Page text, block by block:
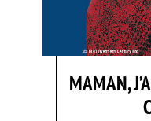
MAMAN,